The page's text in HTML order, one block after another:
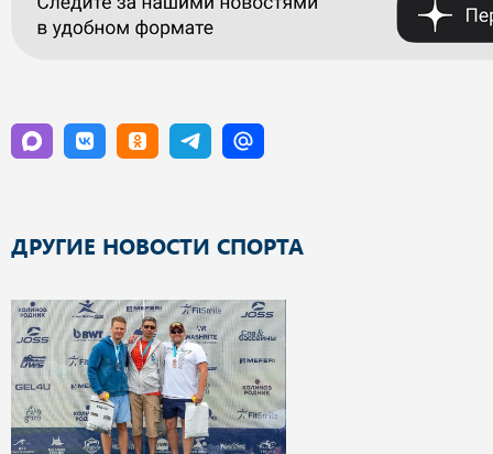
ДРУГИЕ НОВОСТИ СПОРТА